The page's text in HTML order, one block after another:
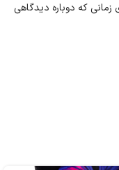
زمانی که دوباره دیدگاهی